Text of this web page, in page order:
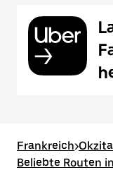
Frankreich>
Beliebte Routen